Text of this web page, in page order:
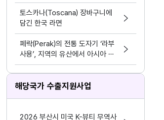
토스카나(Toscana) 장바구니에
담긴 한국 라면
페락(Perak)의 전통 도자기 ‘라부
사용’, 지역의 유산에서 아시아 문
화 교류의 가능성으로
해당국가 수출지원사업
2026 부산시 미국 K-뷰티 무역사